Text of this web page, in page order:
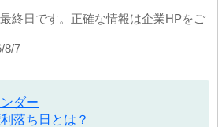
終日です。正確な情報は企業HPをご
8/7
ダー
落ち日とは？